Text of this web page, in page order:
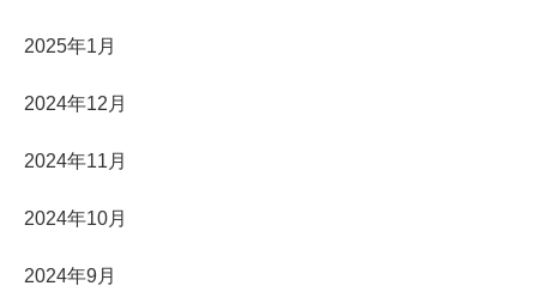
2025年1月
2024年12月
2024年11月
2024年10月
2024年9月